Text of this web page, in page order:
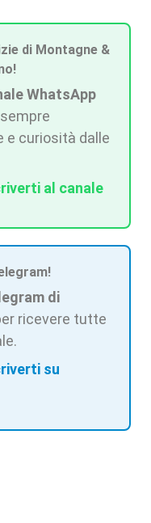
di Montagne &
WhatsApp
e curiosità dalle
al canale
di
ricevere tutte
su